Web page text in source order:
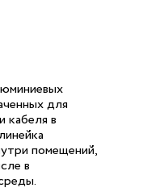
для
кабеля в
помещений,
в